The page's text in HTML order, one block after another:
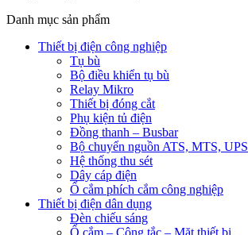
Danh mục sản phẩm
Thiết bị điện công nghiệp
Tụ bù
Bộ điều khiển tụ bù
Relay Mikro
Thiết bị đóng cắt
Phụ kiện tủ điện
Đồng thanh – Busbar
Bộ chuyển nguồn ATS, MTS, UPS
Hệ thống thu sét
Dây cáp điện
Ổ cắm phích cắm công nghiệp
Thiết bị điện dân dụng
Đèn chiếu sáng
Ổ cắm – Công tắc – Mặt thiết bị